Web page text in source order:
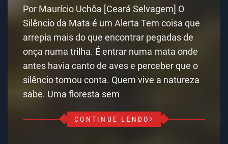
Por Maurício Uchôa [Ceará Selvagem] O
Silêncio da Mata é um Alerta Tem coisa que
arrepia mais do que encontrar pegadas de
onça numa trilha. É entrar numa mata onde
antes havia canto de aves e perceber que o
silêncio tomou conta. Quem vive a natureza
sabe. Uma floresta sem
CONTINUE LENDO